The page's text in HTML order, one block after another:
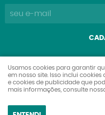
Explorers Club Comércio
CNPJ:
Usamos cookies para garantir
em nosso site. Isso inclui cookies
e cookies de publicidade que
mais informações, consulte